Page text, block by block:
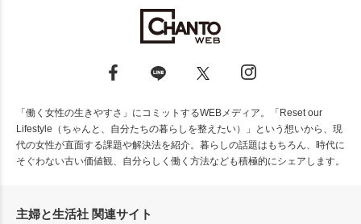
「働く女性の生きやすさ」にコミットするWEBメディア。「Reset our
Lifestyle（ちゃんと、自分たちの暮らしを整えたい）」という想いから、現
代の女性が直面する課題や解決法を紹介。暮らしの話題はもちろん、時代に
そぐわない古い価値観、自分らしく働く方法なども積極的にシェアします。
主婦と生活社 関連サイト